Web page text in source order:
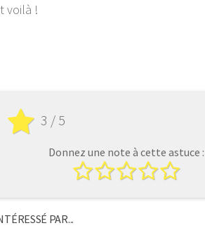
voilà !
3 / 5
Donnez une note à cette astuce :
PAR...